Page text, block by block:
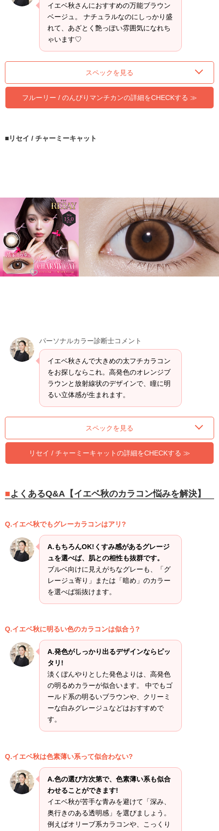
イエベ秋さんにおすすめの万能ブラウン
ベージュ。 ナチュラルなのにしっかり盛
れて、あざとく艶っぽい雰囲気になれち
ゃいます♡
スペックを見る
フルーリー / のんびりマンチカンの詳細をCHECKする ≫
リセイ / チャーミーキャット
パーソナルカラー診断士コメント
イエベ秋さんで大きめの太フチカラコン
をお探しならこれ。高発色のオレンジブ
ラウンと放射線状のデザインで、瞳に明
るい立体感が生まれます。
スペックを見る
リセイ / チャーミーキャットの詳細をCHECKする ≫
よくあるQ&A【イエベ秋のカラコン悩みを解決】
Q.イエベ秋でもグレーカラコンはアリ?
A.もちろんOK!くすみ感があるグレージ
ュを選べば、肌との相性も抜群です。
ブルベ向けに見えがちなグレーも、「グ
レージュ寄り」または「暗め」のカラー
を選べば垢抜けます。
Q.イエベ秋に明るい色のカラコンは似合う?
A.発色がしっかり出るデザインならピッ
タリ!
淡くぼんやりとした発色よりは、高発色
の明るめカラーが似合います。 中でもゴ
ールド系の明るいブラウンや、クリーミ
ーな白みグレージュなどはおすすめで
す。
Q.イエベ秋は色素薄い系って似合わない?
A.色の選び方次第で、色素薄い系も似合
わせることができます!
イエベ秋が苦手な青みを避けて「深み、
奥行きのある透明感」を選びましょう。
例えばオリーブ系カラコンや、こっくり